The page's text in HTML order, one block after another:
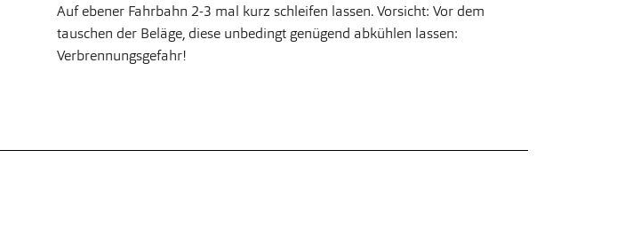
Auf ebener Fahrbahn 2-3 mal kurz schleifen lassen. Vorsicht: Vor dem
tauschen der Beläge, diese unbedingt genügend abkühlen lassen:
Verbrennungsgefahr!